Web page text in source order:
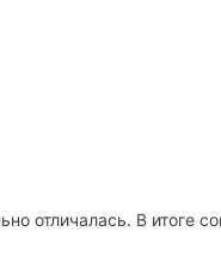
отличалась. В итоге